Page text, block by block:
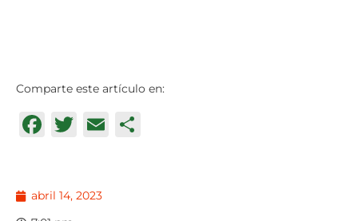
abril 14, 2023
Comparte este artículo en:
Facebook
Twitter
Email